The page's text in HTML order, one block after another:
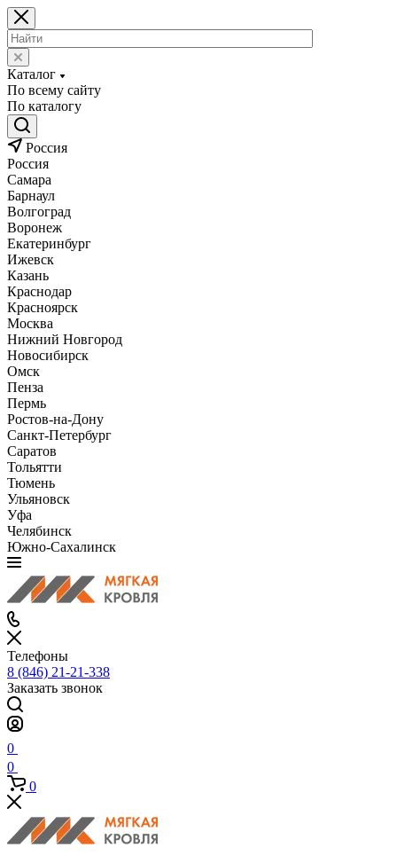
Каталог
По всему сайту
По каталогу
Россия
Россия
Самара
Барнаул
Волгоград
Воронеж
Екатеринбург
Ижевск
Казань
Краснодар
Красноярск
Москва
Нижний Новгород
Новосибирск
Омск
Пенза
Пермь
Ростов-на-Дону
Санкт-Петербург
Саратов
Тольятти
Тюмень
Ульяновск
Уфа
Челябинск
Южно-Сахалинск
Телефоны
8 (846) 21-21-338
Заказать звонок
0
0
0